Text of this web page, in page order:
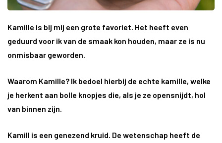
Kamille is bij mij een grote favoriet. Het heeft even
geduurd voor ik van de smaak kon houden, maar ze is nu
onmisbaar geworden.
Waarom Kamille? Ik bedoel hierbij de echte kamille, welke
je herkent aan bolle knopjes die, als je ze opensnijdt, hol
van binnen zijn.
Kamill is een genezend kruid. De wetenschap heeft de